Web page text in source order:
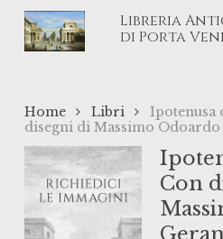
Skip
Libreria
di Porta
Home Libri
Ipotenusa
disegni di Massimo Odoardo
Con